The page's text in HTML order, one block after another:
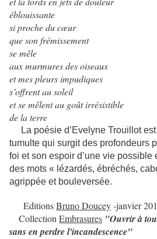
éblouissante
si proche du cœur
que son frémissement
se mêle
aux murmures des oiseaux
et mes pleurs impudiques
s’offrent au soleil
et se mêlent au goût irrésistible
de la terre
La poésie d’Evelyne Trouillot
tumulte qui surgit des profondeurs
foi et son espoir d’une vie possible
des mots « lézardés, ébréchés,
agrippée et bouleversée.
EditionsBruno Doucey-janvier
Collection Embrasures "Ouvrir à
sans en perdre l'incandescence"